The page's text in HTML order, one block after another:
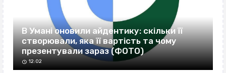
В Умані оновили айдентику: скільки її
створювали, яка її вартість та чому
презентували зараз (ФОТО)
12:02